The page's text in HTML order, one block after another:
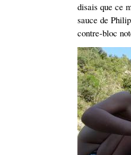
disais que ce
sauce de
contre-bloc